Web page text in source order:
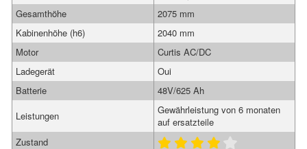
Gesamthöhe
2075 mm
Kabinenhöhe (h6)
2040 mm
Motor
Curtis AC/DC
Ladegerät
Oui
Batterie
48V/625 Ah
Leistungen
Gewährleistung von 6 monaten
auf ersatzteile
Zustand